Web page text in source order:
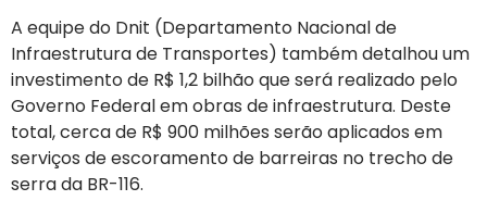
A equipe do Dnit (Departamento Nacional de
Infraestrutura de Transportes) também detalhou um
investimento de R$ 1,2 bilhão que será realizado pelo
Governo Federal em obras de infraestrutura. Deste
total, cerca de R$ 900 milhões serão aplicados em
serviços de escoramento de barreiras no trecho de
serra da BR-116.